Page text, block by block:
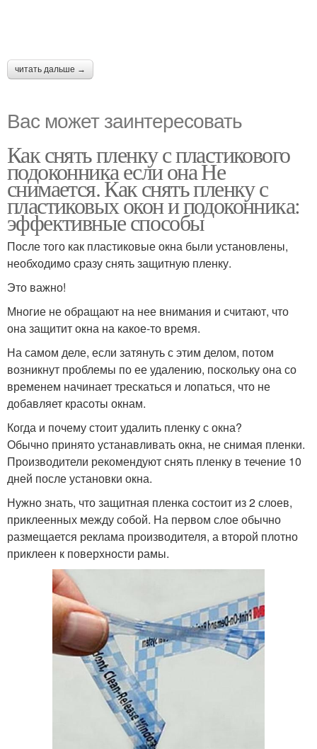
читать дальше →
Вас может заинтересовать
Как снять пленку с пластикового
подоконника если она Не
снимается. Как снять пленку с
пластиковых окон и подоконника:
эффективные способы
После того как пластиковые окна были установлены,
необходимо сразу снять защитную пленку.
Это важно!
Многие не обращают на нее внимания и считают, что
она защитит окна на какое-то время.
На самом деле, если затянуть с этим делом, потом
возникнут проблемы по ее удалению, поскольку она со
временем начинает трескаться и лопаться, что не
добавляет красоты окнам.
Когда и почему стоит удалить пленку с окна?
Обычно принято устанавливать окна, не снимая пленки.
Производители рекомендуют снять пленку в течение 10
дней после установки окна.
Нужно знать, что защитная пленка состоит из 2 слоев,
приклеенных между собой. На первом слое обычно
размещается реклама производителя, а второй плотно
приклеен к поверхности рамы.